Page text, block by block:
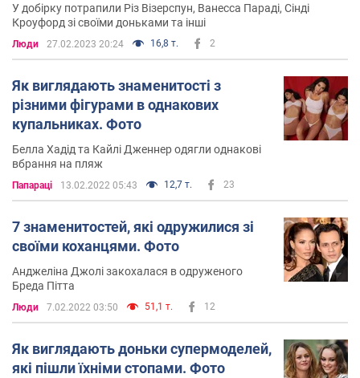
У добірку потрапили Різ Візерспун, Ванесса Параді, Сінді
Кроуфорд зі своїми доньками та інші
Люди 27.02.2023 20:24 16,8 т. 2
Як виглядають знаменитості з
різними фігурами в однакових
купальниках. Фото
Белла Хадід та Кайлі Дженнер одягли однакові
вбрання на пляж
Папараці 13.02.2022 05:43 12,7 т. 23
7 знаменитостей, які одружилися зі
своїми коханцями. Фото
Анджеліна Джолі закохалася в одруженого
Бреда Пітта
Люди 7.02.2022 03:50 51,1 т. 12
Як виглядають доньки супермоделей,
які пішли їхніми стопами. Фото